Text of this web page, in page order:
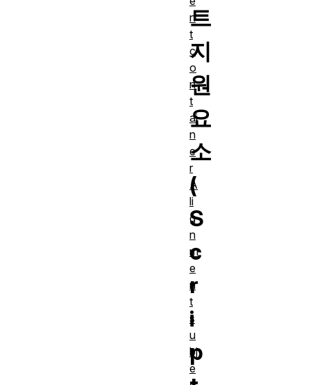
트
지
원
요
소
(
S
c
r
i
p
n
t
c
o
n
t
ai
n
e
r
A
li
g
n
m
e
n
t
s
u
bj
e